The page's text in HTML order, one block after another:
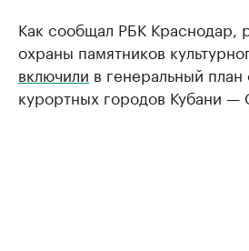
Как сообщал РБК Краснодар,
охраны памятников
включили в генеральный план
курортных городов Кубани —